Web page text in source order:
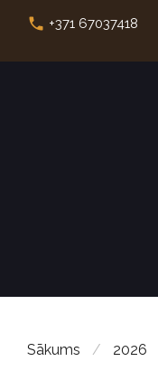
e
call +371 67037418
Sākums / 2026